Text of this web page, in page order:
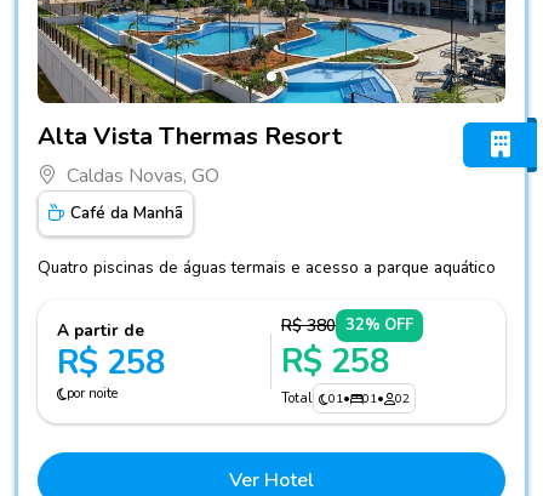
Alta Vista Thermas Resort
Caldas Novas, GO
Café da Manhã
Quatro piscinas de águas termais e acesso a parque aquático
A partir de
R$ 258
por noite
R$ 380 32% OFF
R$ 258
Total 01• 01• 02
Ver Hotel